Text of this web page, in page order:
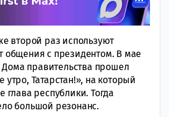
второй раз используют
с президентом. В мае
правительства прошел
Татарстан!», на который
глава республики. Тогда
большой резонанс.